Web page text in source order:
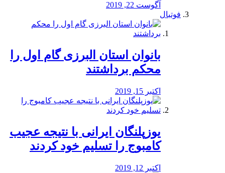
آگوست 22, 2019
فوتبال
بانوان استان البرزی گام اول را
محكم برداشتند
اکتبر 15, 2019
یوزپلنگان ایرانی با نتیجه عجیب
کامبوج را تسلیم خود کردند
اکتبر 12, 2019